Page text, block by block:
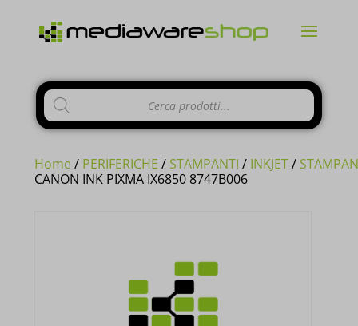
Products
search
Home / PERIFERICHE / STAMPANTI / INKJET/
CANON INK PIXMA IX6850 8747B006
23 Agosto e tutti gliordini
in questi giorni verranno
CHIUDI